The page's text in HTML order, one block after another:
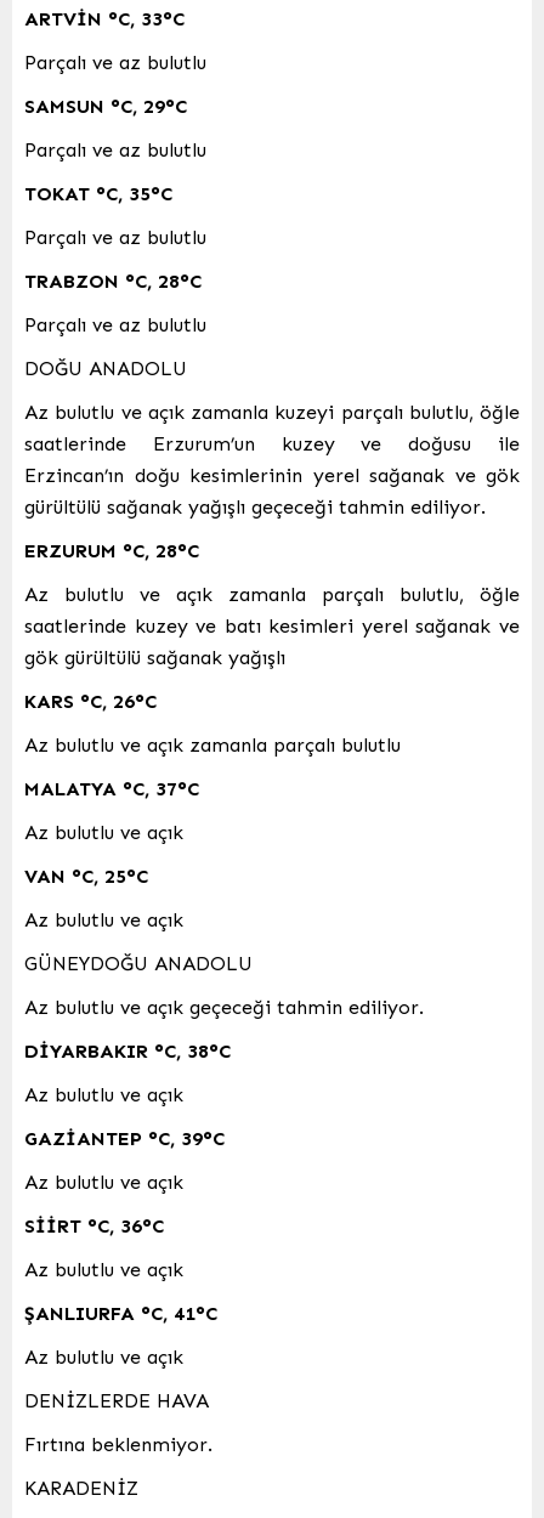
ARTVİN °C, 33°C
Parçalı ve az bulutlu
SAMSUN °C, 29°C
Parçalı ve az bulutlu
TOKAT °C, 35°C
Parçalı ve az bulutlu
TRABZON °C, 28°C
Parçalı ve az bulutlu
DOĞU ANADOLU
Az bulutlu ve açık zamanla kuzeyi parçalı bulutlu, öğle
saatlerinde Erzurum’un kuzey ve doğusu ile
Erzincan’ın doğu kesimlerinin yerel sağanak ve gök
gürültülü sağanak yağışlı geçeceği tahmin ediliyor.
ERZURUM °C, 28°C
Az bulutlu ve açık zamanla parçalı bulutlu, öğle
saatlerinde kuzey ve batı kesimleri yerel sağanak ve
gök gürültülü sağanak yağışlı
KARS °C, 26°C
Az bulutlu ve açık zamanla parçalı bulutlu
MALATYA °C, 37°C
Az bulutlu ve açık
VAN °C, 25°C
Az bulutlu ve açık
GÜNEYDOĞU ANADOLU
Az bulutlu ve açık geçeceği tahmin ediliyor.
DİYARBAKIR °C, 38°C
Az bulutlu ve açık
GAZİANTEP °C, 39°C
Az bulutlu ve açık
SİİRT °C, 36°C
Az bulutlu ve açık
ŞANLIURFA °C, 41°C
Az bulutlu ve açık
DENİZLERDE HAVA
Fırtına beklenmiyor.
KARADENİZ